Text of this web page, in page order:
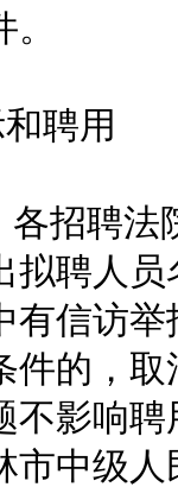
聘用
聘法
拟聘人
有信访
件的，
不影响
市中级